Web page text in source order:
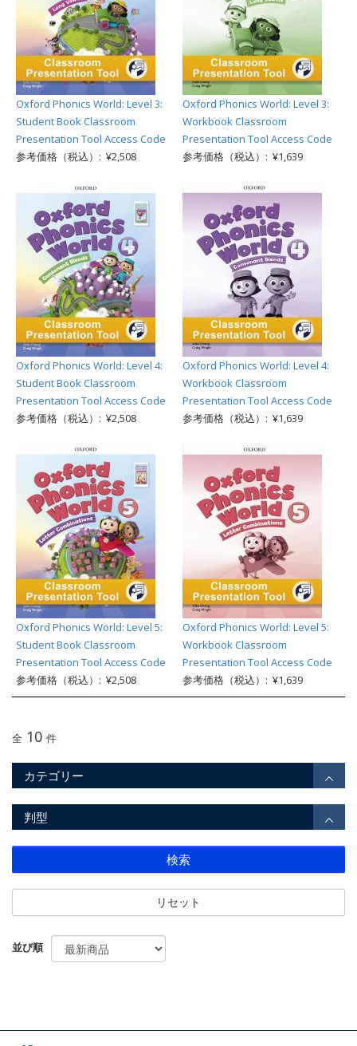
Oxford Phonics World: Level 3:
Student Book Classroom
Presentation Tool Access Code
参考価格（税込）: ¥2,508
Oxford Phonics World: Level 3:
Workbook Classroom
Presentation Tool Access Code
参考価格（税込）: ¥1,639
Oxford Phonics World: Level 4:
Student Book Classroom
Presentation Tool Access Code
参考価格（税込）: ¥2,508
Oxford Phonics World: Level 4:
Workbook Classroom
Presentation Tool Access Code
参考価格（税込）: ¥1,639
Oxford Phonics World: Level 5:
Student Book Classroom
Presentation Tool Access Code
参考価格（税込）: ¥2,508
Oxford Phonics World: Level 5:
Workbook Classroom
Presentation Tool Access Code
参考価格（税込）: ¥1,639
全 10 件
カテゴリー
判型
検索
リセット
並び順